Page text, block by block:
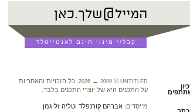
2026 ← 2009 © UNTITLED
. כל הזכויות והאחריות
על התכנים היא של יוצרי התכנים בלבד.
מייסדים: אברהם קורנפלד וטליה זליגמן